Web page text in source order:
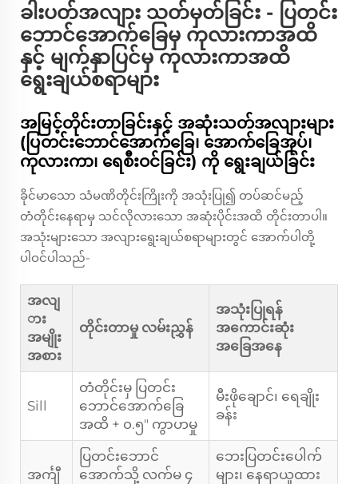
ခါးပတ်အလျား သတ်မှတ်ခြင်း - ပြတင်း
ဘောင်အောက်ခြေမှ ကုလားကာအထိ
နှင့် မျက်နှာပြင်မှ ကုလားကာအထိ
ရွေးချယ်စရာများ
အမြင့်တိုင်းတာခြင်းနှင့် အဆုံးသတ်အလျားများ
(ပြတင်းဘောင်အောက်ခြေ၊ အောက်ခြေအုပ်၊
ကုလားကာ၊ ရေစီးဝင်ခြင်း) ကို ရွေးချယ်ခြင်း
ခိုင်မာသော သံမဏိတိုင်းကြိုးကို အသုံးပြု၍ တပ်ဆင်မည့်
တံတိုင်းနေရာမှ သင်လိုလားသော အဆုံးပိုင်းအထိ တိုင်းတာပါ။
အသုံးများသော အလျားရွေးချယ်စရာများတွင် အောက်ပါတို့
ပါဝင်ပါသည်-
အလျ
ား
အမျိုး
အစား
တိုင်းတာမှု လမ်းညွှန်
အသုံးပြုရန်
အကောင်းဆုံး
အခြေအနေ
Sill
တံတိုင်းမှ ပြတင်း
ဘောင်အောက်ခြေ
အထိ + ၀.၅" ကွာဟမှု
မီးဖိုချောင်၊ ရေချိုး
ခန်း
အင်္ကျီ
ပြတင်းဘောင်
အောက်သို့ လက်မ ၄
ဘေးပြတင်းပေါက်
များ၊ နေရာယူထား